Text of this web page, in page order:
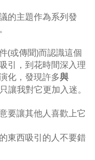
的主題作為系列發
(或傳聞)而認識這個
引，到花時間深入理
化，發現許多與
只讓我對它更加入迷。
要讓其他人喜歡上它
東西吸引的人不要錯